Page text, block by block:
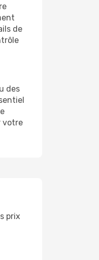
de
des
votre
prix